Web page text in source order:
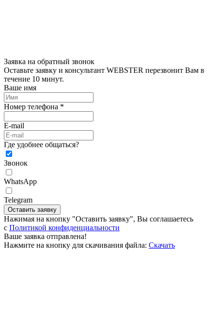
Заявка на обратный звонок
Оставьте заявку и консультант WEBSTER перезвонит Вам в
течение 10 минут.
Ваше имя
Номер телефона *
E-mail
Где удобнее общаться?
Звонок
WhatsApp
Telegram
Оставить заявку
Нажимая на кнопку "Оставить заявку", Вы соглашаетесь
c Политикой конфиденциальности
Ваше заявка отправлена!
Нажмите на кнопку для скачивания файла: Скачать